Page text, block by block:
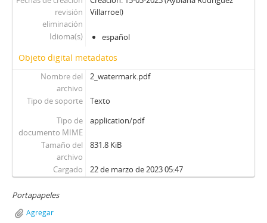
revisión
eliminación
Villarroel)
Idioma(s) español
Objeto digital metadatos
Nombre del
archivo
2_watermark.pdf
Tipo de soporte
Texto
Tipo de
documento MIME
application/pdf
Tamaño del
archivo
831.8 KiB
Cargado 22 de marzo de 2023 05:47
Portapapeles
Agregar